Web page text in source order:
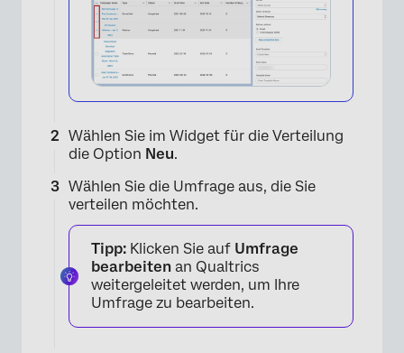
Wählen Sie im Widget für die Verteilung
die Option Neu.
Wählen Sie die Umfrage aus, die Sie
verteilen möchten.
Tipp: Klicken Sie auf Umfrage
bearbeiten an Qualtrics
weitergeleitet werden, um Ihre
Umfrage zu bearbeiten.